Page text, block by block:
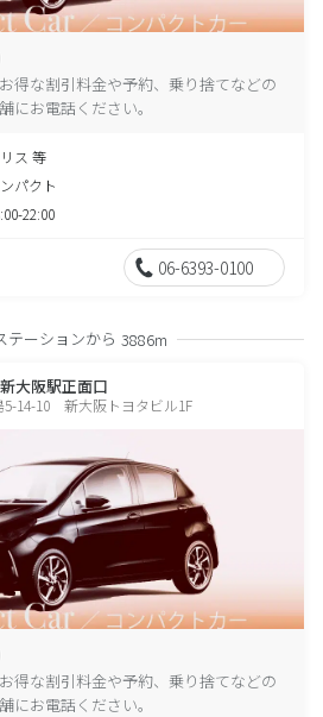
得な割引料金や予約、乗り捨てなどの
にお電話ください。
ス 等
パクト
22:00
06-6393-0100
テーションから 3886m
大阪駅正面口
5-14-10 新大阪トヨタビル1F
得な割引料金や予約、乗り捨てなどの
にお電話ください。